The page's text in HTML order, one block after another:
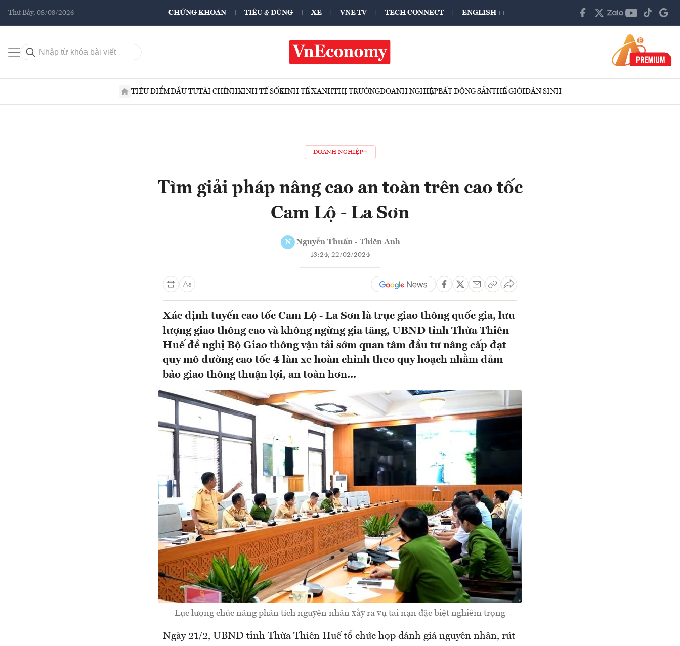
Thứ Bảy, 08/08/2026 CHỨNG KHOÁN TIÊU & DÙNG XE VNE TV TECH CONNECT ENGLISH ++
TIÊU ĐIỂMĐẦU TƯTÀI CHÍNHKINH TẾ SỐKINH TẾ XANHTHỊ TRƯỜNGDOANH NGHIỆPBẤT ĐỘNG SẢNTHẾ GIỚIDÂN SINH
DOANH NGHIỆP
Tìm giải pháp nâng cao an toàn trên cao tốc
Cam Lộ - La Sơn
N Nguyễn Thuấn - Thiên Anh
13:24, 22/02/2024
Xác định tuyến cao tốc Cam Lộ - La Sơn là trục giao thông quốc gia, lưu
lượng giao thông cao và không ngừng gia tăng, UBND tỉnh Thừa Thiên
Huế đề nghị Bộ Giao thông vận tải sớm quan tâm đầu tư nâng cấp đạt
quy mô đường cao tốc 4 làn xe hoàn chỉnh theo quy hoạch nhằm đảm
bảo giao thông thuận lợi, an toàn hơn...
Lực lượng chức năng phân tích nguyên nhân xảy ra vụ tai nạn đặc biệt nghiêm trọng
Ngày 21/2, UBND tỉnh Thừa Thiên Huế tổ chức họp đánh giá nguyên nhân, rút